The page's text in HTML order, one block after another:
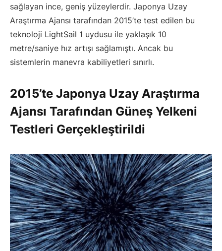
sağlayan ince, geniş yüzeylerdir. Japonya Uzay
Araştırma Ajansı tarafından 2015’te test edilen bu
teknoloji LightSail 1 uydusu ile yaklaşık 10
metre/saniye hız artışı sağlamıştı. Ancak bu
sistemlerin manevra kabiliyetleri sınırlı.
2015’te Japonya Uzay Araştırma
Ajansı Tarafından Güneş Yelkeni
Testleri Gerçekleştirildi